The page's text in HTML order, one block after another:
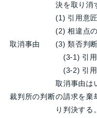
決を取り消
取消事由
(1) 引用意
(2) 相違点
(3) 類否判
(3-1) 引用
(3-2) 引用
裁判所の判断
取消事由は
の請求を棄
り判決する。